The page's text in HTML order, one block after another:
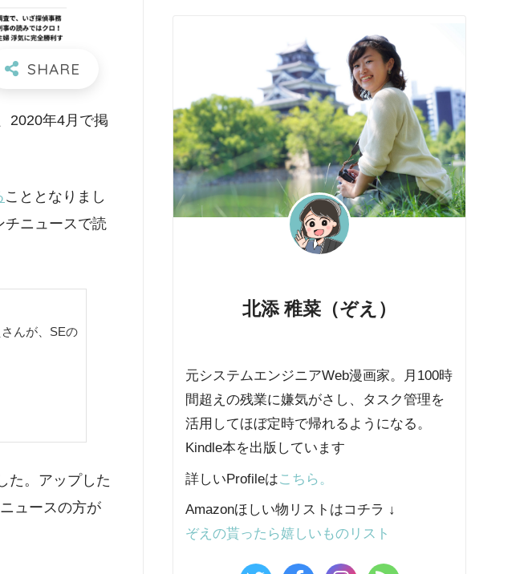
2020年4月で掲
こととなりまし
チニュースで読
んが、SEの
た。アップした
ュースの方が
北添 稚菜（ぞえ）
元システムエンジニアWeb漫画家。月100時
間超えの残業に嫌気がさし、タスク管理を
活用してほぼ定時で帰れるようになる。
Kindle本を出版しています
詳しいProfileはこちら。
Amazonほしい物リストはコチラ ↓
ぞえの貰ったら嬉しいものリスト